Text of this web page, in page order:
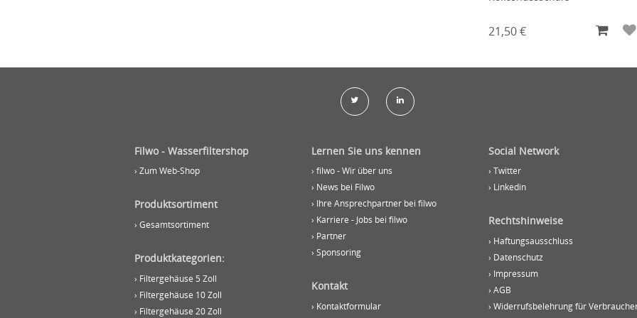
21,50 €
Filwo - Wasserfiltershop
› Zum Web-Shop
Produktsortiment
› Gesamtsortiment
Produktkategorien:
› Filtergehäuse 5 Zoll
› Filtergehäuse 10 Zoll
› Filtergehäuse 20 Zoll
Lernen Sie uns kennen
› filwo - Wir über uns
› News bei Filwo
› Ihre Ansprechpartner bei filwo
› Karriere - Jobs bei filwo
› Partner
› Sponsoring
Kontakt
› Kontaktformular
Social Network
› Twitter
› Linkedin
Rechtshinweise
› Haftungsausschluss
› Datenschutz
› Impressum
› AGB
› Widerrufsbelehrung für